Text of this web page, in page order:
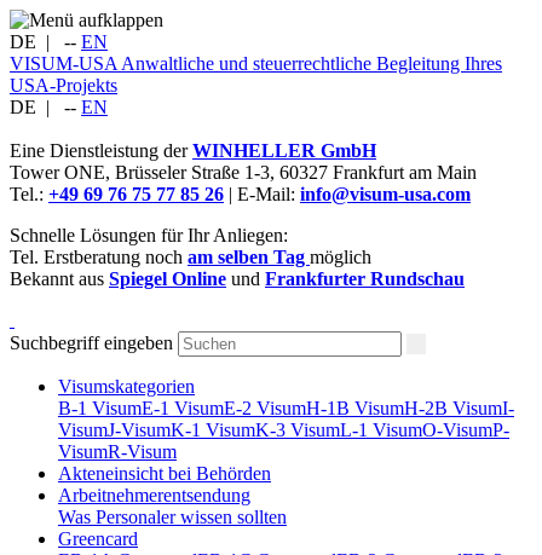
DE | -- EN
VISUM-USA Anwaltliche und steuerrechtliche Begleitung Ihres
USA-Projekts
DE | -- EN
Eine Dienstleistung derWINHELLER GmbH
Tower ONE, Brüsseler Straße 1-3, 60327 Frankfurt am Main
Tel.: +49 69 76 75 77 85 26 | E-Mail: info@visum-usa.com
Schnelle Lösungen für Ihr Anliegen:
Tel. Erstberatung noch am selben Tag möglich
Bekannt aus Spiegel Online und Frankfurter Rundschau
Suchbegriff eingeben
Visumskategorien
B-1 VisumE-1 VisumE-2 VisumH-1B VisumH-2B VisumI-
VisumJ-VisumK-1 VisumK-3 VisumL-1 VisumO-VisumP-
VisumR-Visum
Akteneinsicht bei Behörden
Arbeitnehmerentsendung
Was Personaler wissen sollten
Greencard